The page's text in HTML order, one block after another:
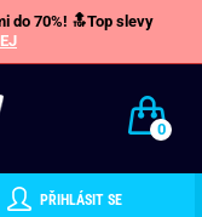
do 70%! 🔝Top slevy
0
PŘIHLÁSIT SE